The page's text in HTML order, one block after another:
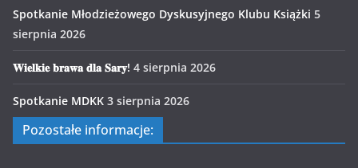
Spotkanie Młodzieżowego Dyskusyjnego Klubu Książki 5
sierpnia 2026
𝐖𝐢𝐞𝐥𝐤𝐢𝐞 𝐛𝐫𝐚𝐰𝐚 𝐝𝐥𝐚 𝐒𝐚𝐫𝐲! 4 sierpnia 2026
Spotkanie MDKK 3 sierpnia 2026
Pozostałe informacje: